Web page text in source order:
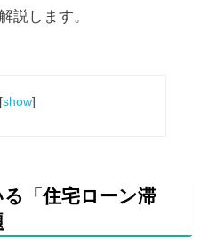
説します。
[show]
「住宅ローン滞